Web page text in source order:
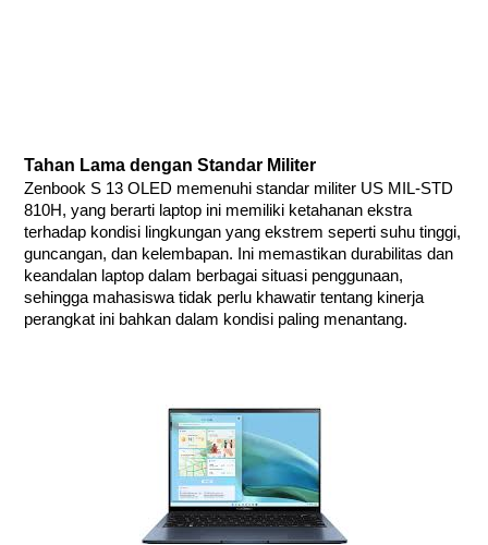
Tahan Lama dengan Standar Militer
Zenbook S 13 OLED memenuhi standar militer US MIL-STD
810H, yang berarti laptop ini memiliki ketahanan ekstra
terhadap kondisi lingkungan yang ekstrem seperti suhu tinggi,
guncangan, dan kelembapan. Ini memastikan durabilitas dan
keandalan laptop dalam berbagai situasi penggunaan,
sehingga mahasiswa tidak perlu khawatir tentang kinerja
perangkat ini bahkan dalam kondisi paling menantang.